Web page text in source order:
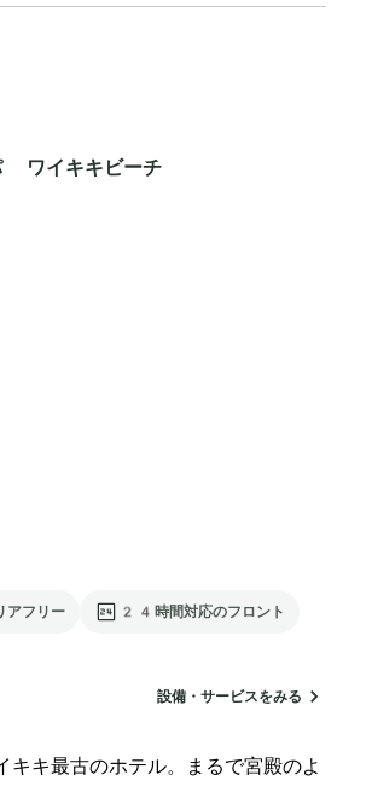
ワイキキビーチ
アフリー 24時間対応のフロント
設備・サービスをみる
キキ最古のホテル。まるで宮殿のよ